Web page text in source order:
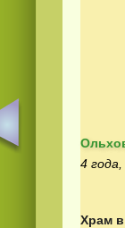
4
Храм